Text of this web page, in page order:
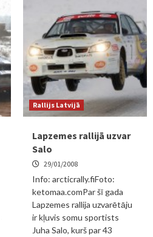
Rallijs Latvijā
Lapzemes rallijā uzvar
Salo
29/01/2008
Info: arcticrally.fiFoto:
ketomaa.comPar šī gada
Lapzemes rallija uzvarētāju
ir kļuvis somu sportists
Juha Salo, kurš par 43